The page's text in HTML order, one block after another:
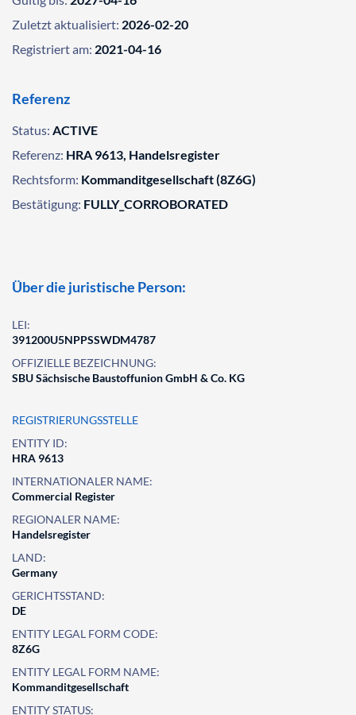
Zuletzt aktualisiert: 2026-02-20
Registriert am: 2021-04-16
Referenz
Status: ACTIVE
Referenz: HRA 9613, Handelsregister
Rechtsform: Kommanditgesellschaft (8Z6G)
Bestätigung: FULLY_CORROBORATED
Über die juristische Person:
LEI:
391200U5NPPSSWDM4787
OFFIZIELLE BEZEICHNUNG:
SBU Sächsische Baustoffunion GmbH & Co. KG
REGISTRIERUNGSSTELLE
ENTITY ID:
HRA 9613
INTERNATIONALER NAME:
Commercial Register
REGIONALER NAME:
Handelsregister
LAND:
Germany
GERICHTSSTAND:
DE
ENTITY LEGAL FORM CODE:
8Z6G
ENTITY LEGAL FORM NAME:
Kommanditgesellschaft
ENTITY STATUS: